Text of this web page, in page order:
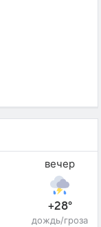
вечер
+28°
дождь/гроза